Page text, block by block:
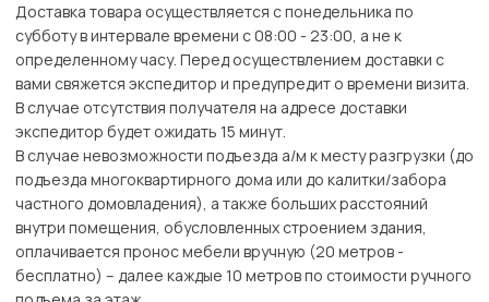
Доставка товара осуществляется с понедельника по
субботу в интервале времени с 08:00 - 23:00, а не к
определенному часу. Перед осуществлением доставки с
вами свяжется экспедитор и предупредит о времени визита.
В случае отсутствия получателя на адресе доставки
экспедитор будет ожидать 15 минут.
В случае невозможности подъезда а/м к месту разгрузки (до
подъезда многоквартирного дома или до калитки/забора
частного домовладения), а также больших расстояний
внутри помещения, обусловленных строением здания,
оплачивается пронос мебели вручную (20 метров -
бесплатно) – далее каждые 10 метров по стоимости ручного